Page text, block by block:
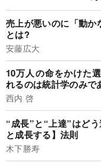
売上が悪いのに「動か
とは?
安藤広大
10万人の命をかけた
れるのは統計学のみで
西内 啓
“成長”と“上達”はど
と成長する】法則
木下勝寿